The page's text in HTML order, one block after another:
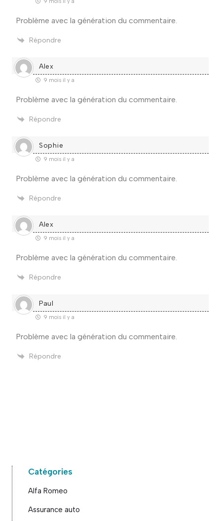
Problème avec la génération du commentaire.
Répondre
Alex
9 mois il y a
Problème avec la génération du commentaire.
Répondre
Sophie
9 mois il y a
Problème avec la génération du commentaire.
Répondre
Alex
9 mois il y a
Problème avec la génération du commentaire.
Répondre
Paul
9 mois il y a
Problème avec la génération du commentaire.
Répondre
Catégories
Alfa Romeo
Assurance auto